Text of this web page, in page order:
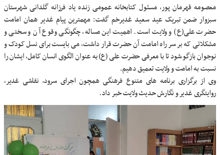
معصومه قهرمان پور، مسئول کتابخانه عمومی زنده یاد فرزانه گلدانی شهرستان
سبزوار ضمن تبریک عید سعید غدیرخم گفت: مهمترین پیام غدیر همان امامت
حضرت علی(ع) و ولایت است. اهمیت این مساله، چگونگی وقوع آن و سختی و
مشکلاتی که بر سر راه امامت آن حضرت قرار داشت، می بایست برای نسل کودک و
نوجوان بازگو شود تا با معرفی حضرت علی (ع) به عنوان الگوی انسان کامل، ایشان را
نسبت به امامت و ولایت تعمیق دهیم.
وی از برگزاری برنامه های متنوع فرهنگی همچون اجرای سرود، نقاشی غدیر،
روایتگری غدیر و نگارش حدیث ولایت خبر داد.